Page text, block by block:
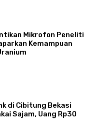
Mikrofon Peneliti
Kemampuan
di Cibitung Bekasi
Sajam, Uang Rp30